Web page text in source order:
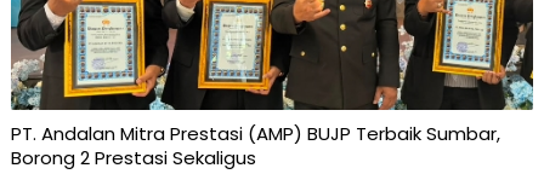
PT. Andalan Mitra Prestasi (AMP) BUJP Terbaik Sumbar,
Borong 2 Prestasi Sekaligus